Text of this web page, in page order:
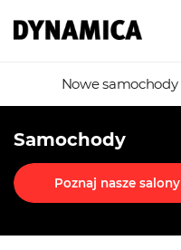
Nowe samochody
Samochody
Poznaj nasze salony